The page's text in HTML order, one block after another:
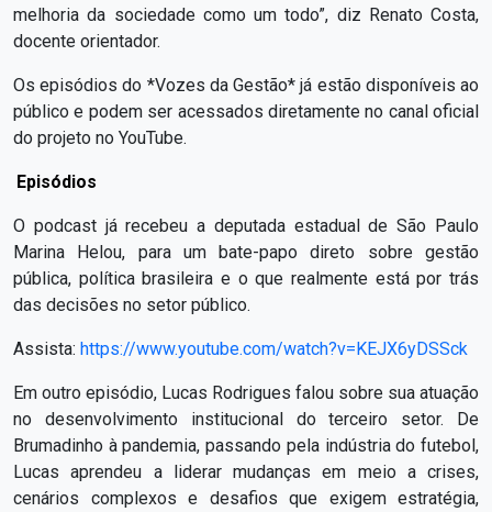
melhoria da sociedade como um todo”, diz Renato Costa,
docente orientador.
Os episódios do *Vozes da Gestão* já estão disponíveis ao
público e podem ser acessados diretamente no canal oficial
do projeto no YouTube.
Episódios
O podcast já recebeu a deputada estadual de São Paulo
Marina Helou, para um bate-papo direto sobre gestão
pública, política brasileira e o que realmente está por trás
das decisões no setor público.
Assista: https://www.youtube.com/watch?v=KEJX6yDSSck
Em outro episódio, Lucas Rodrigues falou sobre sua atuação
no desenvolvimento institucional do terceiro setor. De
Brumadinho à pandemia, passando pela indústria do futebol,
Lucas aprendeu a liderar mudanças em meio a crises,
cenários complexos e desafios que exigem estratégia,